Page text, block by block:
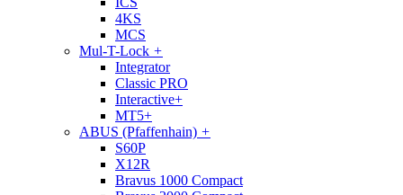
4KS
MCS
Mul-T-Lock +
Integrator
Classic PRO
Interactive+
MT5+
ABUS (Pfaffenhain) +
S60P
X12R
Bravus 1000 Compact